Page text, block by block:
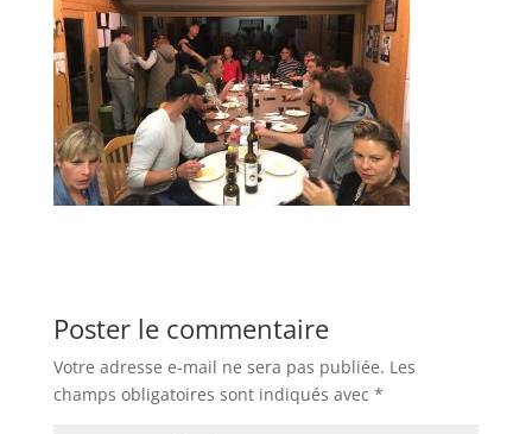
Poster le commentaire
Votre adresse e-mail ne sera pas publiée. Les
champs obligatoires sont indiqués avec *